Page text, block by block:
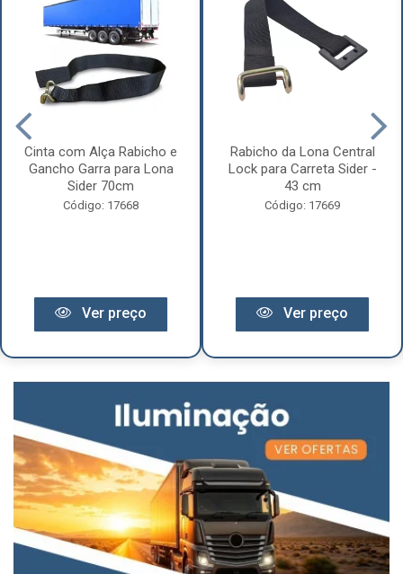
Cinta com Alça Rabicho e
Gancho Garra para Lona
Sider 70cm
Código: 17668
Ver preço
Rabicho da Lona Central
Lock para Carreta Sider -
43 cm
Código: 17669
Ver preço